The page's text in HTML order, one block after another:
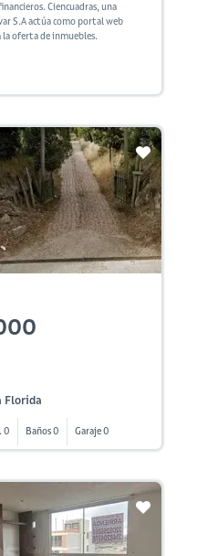
Ciencuadras, una
S.A actúa como portal web
oferta de inmuebles.
Florida
0 Baños 0 Garaje 0